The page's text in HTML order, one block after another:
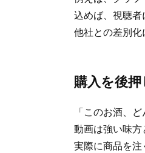
込めば、視聴者
他社との差別化
購入を後
「このお酒、
動画は強い味方
実際に商品を